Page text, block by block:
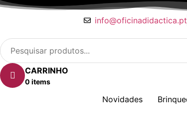
info@oficinadidactica.pt
CARRINHO
0 items
Novidades